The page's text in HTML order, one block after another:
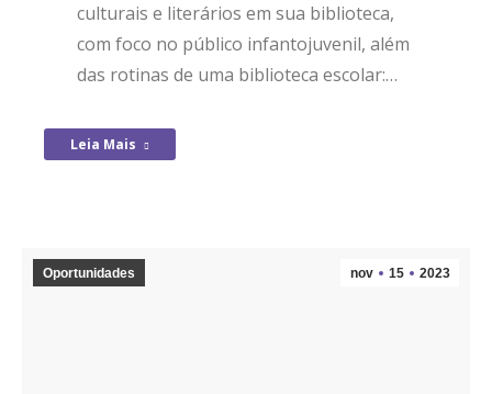
culturais e literários em sua biblioteca,
com foco no público infantojuvenil, além
das rotinas de uma biblioteca escolar:…
Leia Mais
nov 15 2023
Oportunidades